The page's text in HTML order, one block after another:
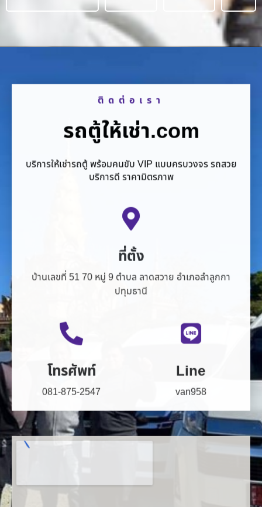
ติดต่อเรา
รถตู้ให้เช่า.com
บริการให้เช่ารถตู้ พร้อมคนขับ VIP แบบครบวงจร รถสวย
บริการดี ราคามิตรภาพ
ที่ตั้ง
บ้านเลขที่ 51 70 หมู่ 9 ตำบล ลาดสวาย อำเภอลำลูกกา
ปทุมธานี
โทรศัพท์
081-875-2547
Line
van958